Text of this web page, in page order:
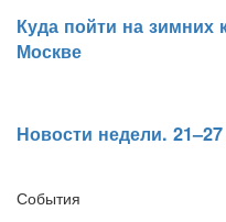
​Куда пойти на зимних
Москве
​Новости недели.
События